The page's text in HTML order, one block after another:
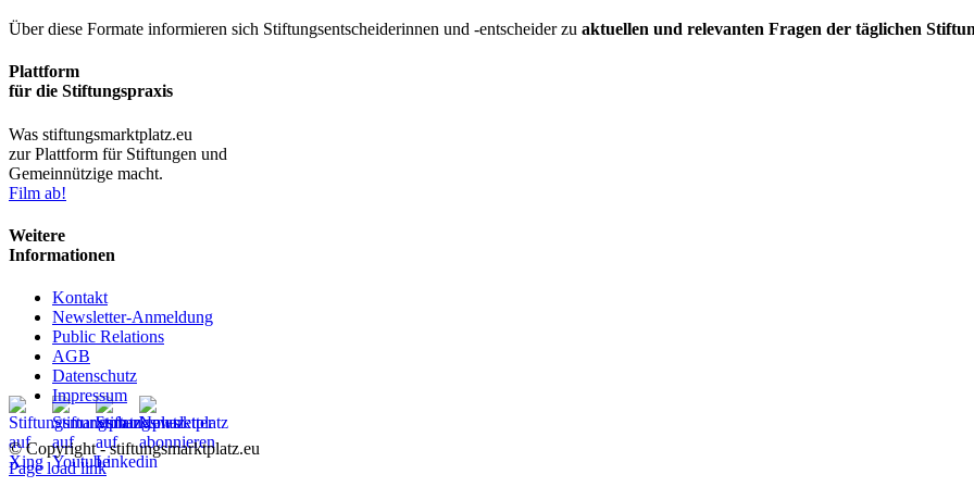
Über diese Formate informieren sich Stiftungsentscheiderinnen und -entscheider zu aktuellen und relevanten Fragen der täglichen
Plattform
für die Stiftungspraxis
Was stiftungsmarktplatz.eu
zur Plattform für Stiftungen und
Gemeinnützige macht.
Film ab!
Weitere
Informationen
Kontakt
Newsletter-Anmeldung
Public Relations
AGB
Datenschutz
Impressum
© Copyright - stiftungsmarktplatz.eu
Page load link